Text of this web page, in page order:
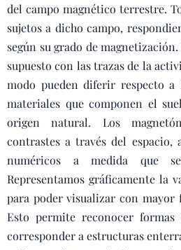
del campo magnético terrestre.
sujetos a dicho campo,
según su grado de
supuesto con las trazas de la
modo pueden diferir respecto a
materiales que componen el
origen natural. Los
contrastes a través del espacio,
numéricos a medida que
Representamos gráficamente la
para poder visualizar con
Esto permite reconocer
corresponder a estructuras